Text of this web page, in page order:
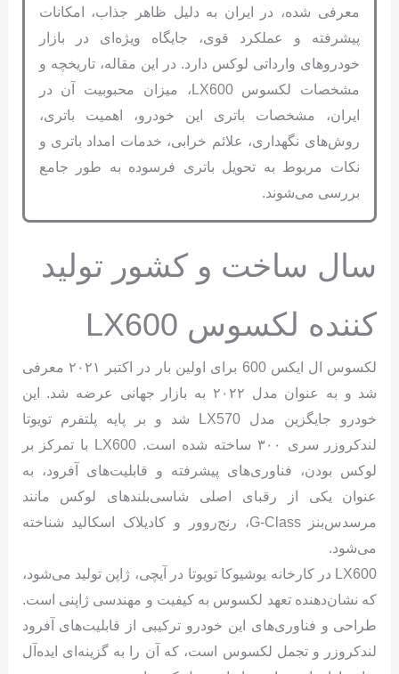
معرفی شده، در ایران به دلیل ظاهر جذاب، امکانات
پیشرفته و عملکرد قوی، جایگاه ویژه‌ای در بازار
خودروهای وارداتی لوکس دارد. در این مقاله، تاریخچه و
مشخصات لکسوس LX600، میزان محبوبیت آن در
ایران، مشخصات باتری این خودرو، اهمیت باتری،
روش‌های نگهداری، علائم خرابی، خدمات امداد باتری و
نکات مربوط به تحویل باتری فرسوده به طور جامع
بررسی می‌شوند.
سال ساخت و کشور تولید
کننده لکسوس LX600
لکسوس ال ایکس 600 برای اولین بار در اکتبر ۲۰۲۱ معرفی
شد و به عنوان مدل ۲۰۲۲ به بازار جهانی عرضه شد. این
خودرو جایگزین مدل LX570 شد و بر پایه پلتفرم تویوتا
لندکروزر سری ۳۰۰ ساخته شده است. LX600 با تمرکز بر
لوکس بودن، فناوری‌های پیشرفته و قابلیت‌های آفرود، به
عنوان یکی از رقبای اصلی شاسی‌بلندهای لوکس مانند
مرسدس‌بنز G-Class، رنج‌روور و کادیلاک اسکالید شناخته
می‌شود.
LX600 در کارخانه یوشیوکا تویوتا در آیچی، ژاپن تولید می‌شود،
که نشان‌دهنده تعهد لکسوس به کیفیت و مهندسی ژاپنی است.
طراحی و فناوری‌های این خودرو ترکیبی از قابلیت‌های آفرود
لندکروزر و تجمل لکسوس است، که آن را به گزینه‌ای ایده‌آل